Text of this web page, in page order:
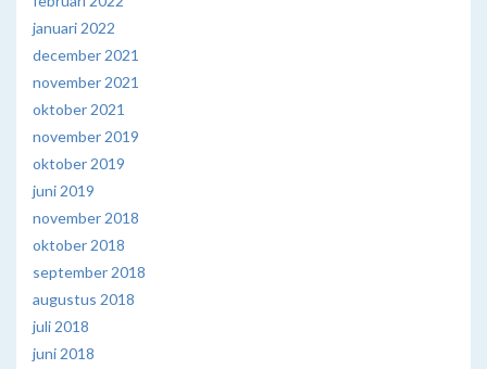
januari 2022
december 2021
november 2021
oktober 2021
november 2019
oktober 2019
juni 2019
november 2018
oktober 2018
september 2018
augustus 2018
juli 2018
juni 2018